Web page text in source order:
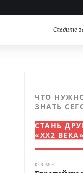
Следите
ЧТО
ЗНАТЬ
СТАНЬ
«XX2 ВЕКА»
КОСМОС